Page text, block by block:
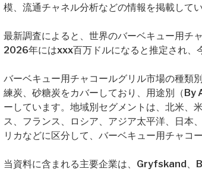
模、流通チャネル分析などの情報を掲載してい
最新調査によると、世界のバーベキュー用チ
2026年にはxxx百万ドルになると推定され、
バーベキュー用チャコールグリル市場の種類
練炭、砂糖炭をカバーしており、用途別（
ーしています。地域別セグメントは、北米、
ス、フランス、ロシア、アジア太平洋、日本
リカなどに区分して、バーベキュー用チャコ
当資料に含まれる主要企業は、Gryfskand